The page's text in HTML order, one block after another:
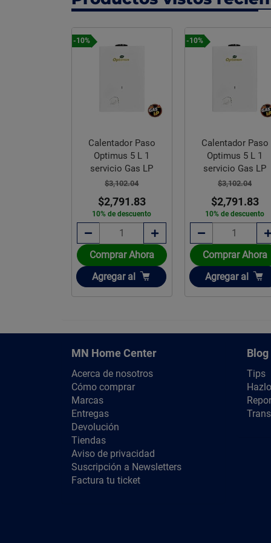
-10%
Calentador Paso
Optimus 5 L 1
servicio Gas LP
$3,102.04
$2,791.83
10% de descuento
Comprar Ahora
Añadir
Agregar al
-10%
Calentador Paso
Optimus 5 L 1
servicio Gas LP
$3,102.04
$2,791.83
10% de descuento
Comprar Ahora
Añadir
Agregar al
MN Home Center
Acerca de nosotros
Cómo comprar
Marcas
Entregas
Devolución
Tiendas
Aviso de privacidad
Suscripción a Newsletters
Factura tu ticket
Blog
Tips